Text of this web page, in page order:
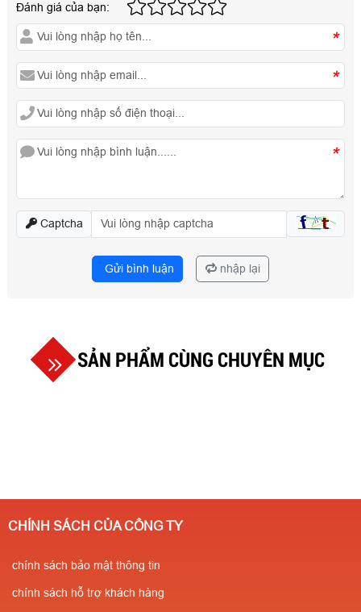
Đánh giá của bạn:
*
*
*
Captcha
Gửi bình luận nhập lại
SẢN PHẨM CÙNG CHUYÊN MỤC
CHÍNH SÁCH CỦA CÔNG TY
chính sách bảo mật thông tin
chính sách hỗ trợ khách hàng